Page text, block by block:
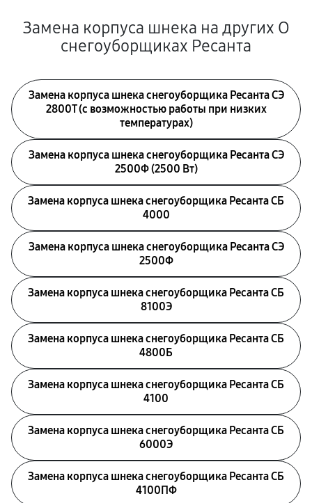
Замена корпуса шнека на других О
снегоуборщиках Ресанта
Замена корпуса шнека снегоуборщика Ресанта СЭ
2800Т (с возможностью работы при низких
температурах)
Замена корпуса шнека снегоуборщика Ресанта СЭ
2500Ф (2500 Вт)
Замена корпуса шнека снегоуборщика Ресанта СБ
4000
Замена корпуса шнека снегоуборщика Ресанта СЭ
2500Ф
Замена корпуса шнека снегоуборщика Ресанта СБ
8100Э
Замена корпуса шнека снегоуборщика Ресанта СБ
4800Б
Замена корпуса шнека снегоуборщика Ресанта СБ
4100
Замена корпуса шнека снегоуборщика Ресанта СБ
6000Э
Замена корпуса шнека снегоуборщика Ресанта СБ
4100ПФ